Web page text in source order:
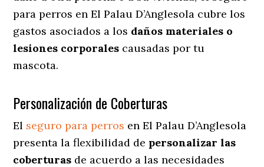
para perros en El Palau D’Anglesola cubre los
gastos asociados a los daños materiales o
lesiones corporales causadas por tu
mascota.
Personalización de Coberturas
El seguro para perros en El Palau D’Anglesola
presenta la flexibilidad de personalizar las
coberturas de acuerdo a las necesidades